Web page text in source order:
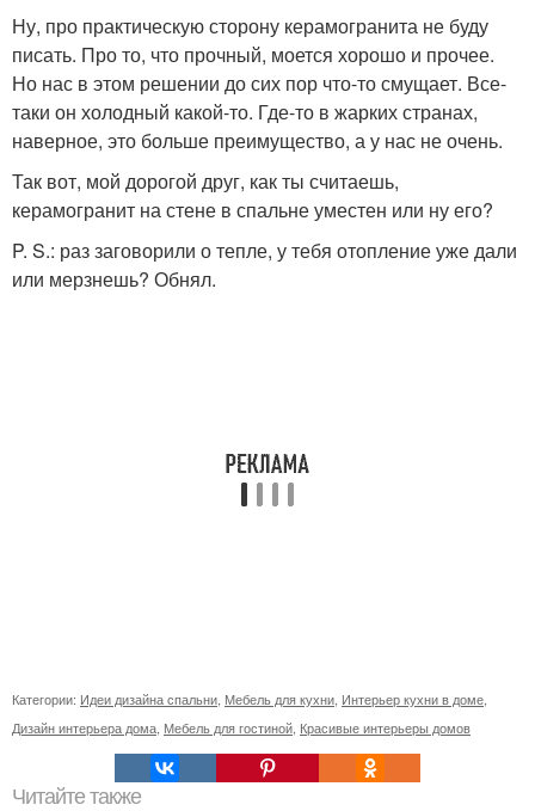
Ну, про практическую сторону керамогранита не буду
писать. Про то, что прочный, моется хорошо и прочее.
Но нас в этом решении до сих пор что-то смущает. Все-
таки он холодный какой-то. Где-то в жарких странах,
наверное, это больше преимущество, а у нас не очень.
Так вот, мой дорогой друг, как ты считаешь,
керамогранит на стене в спальне уместен или ну его?
P. S.: раз заговорили о тепле, у тебя отопление уже дали
или мерзнешь? Обнял.
Категории: Идеи дизайна спальни Мебель для кухни Интерьер кухни в доме
Дизайн интерьера дома Мебель для гостиной Красивые интерьеры домов
Читайте также